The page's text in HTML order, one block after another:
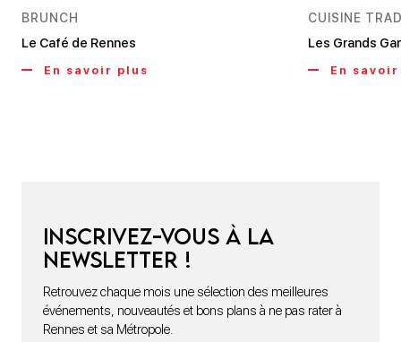
BRUNCH
Le Café de Rennes
En savoir plus
CUISINE
Les Grands
En
Inscrivez-vous à la
newsletter !
Retrouvez chaque mois une sélection des meilleures
événements, nouveautés et bons plans à ne pas rater à
Rennes et sa Métropole.